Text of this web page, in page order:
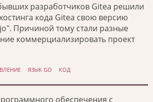
разработчиков Gitea решили
кода Gitea свою версию
Причиной тому стали разные
коммерциализировать проект
ЯЗЫК GO КОД
обеспечения с